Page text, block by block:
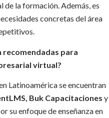
la formación. Además, es
concretas del área
recomendadas para
virtual?
Latinoamérica se encuentran
Buk Capacitaciones y
su enfoque de enseñanza en